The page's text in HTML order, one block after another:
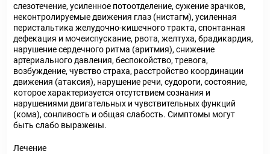
слезотечение, усиленное потоотделение, сужение зрачков,
неконтролируемые движения глаз (нистагм), усиленная
перистальтика желудочно-кишечного тракта, спонтанная
дефекация и мочеиспускание, рвота, желтуха, брадикардия,
нарушение сердечного ритма (аритмия), снижение
артериального давления, беспокойство, тревога,
возбуждение, чувство страха, расстройство координации
движения (атаксия), нарушение речи, судороги, состояние,
которое характеризуется отсутствием сознания и
нарушениями двигательных и чувствительных функций
(кома), сонливость и общая слабость. Симптомы могут
быть слабо выражены.
Лечение